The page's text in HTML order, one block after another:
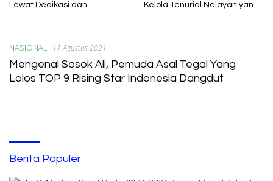
Lewat Dedikasi dan
Kelola Tenurial Nelayan yang
NASIONAL 11 Agustus 2021
Mengenal Sosok Ali, Pemuda Asal Tegal Yang
Lolos TOP 9 Rising Star Indonesia Dangdut
Berita Populer